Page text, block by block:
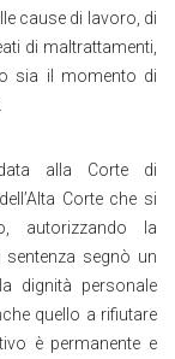
cause di lavoro, di
di maltrattamenti,
sia il momento di
alla Corte di
Corte che si
autorizzando la
segnò un
dignità personale
quello a rifiutare
è permanente e